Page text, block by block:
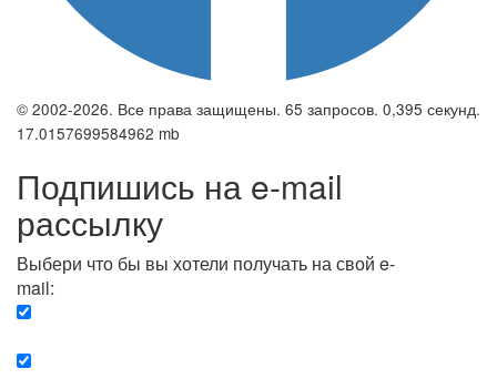
© 2002-2026. Все права защищены. 65 запросов. 0,395 секунд.
17.0157699584962 mb
Подпишись на e-mail
рассылку
Выбери что бы вы хотели получать на свой e-
mail: